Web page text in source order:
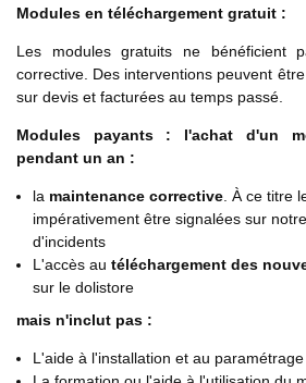
Modules en téléchargement gratuit :
Les modules gratuits ne bénéficient
corrective. Des interventions peuvent
sur devis et facturées au temps passé.
Modules payants : l'achat d'un
pendant un an :
la maintenance corrective. À ce titre
impérativement être signalées sur
d'incidents
L'accès au téléchargement des
sur le dolistore
mais n'inclut pas :
L'aide à l'installation et au